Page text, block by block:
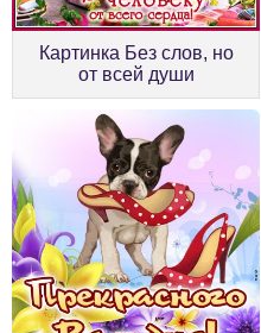
Картинка Без слов, но
от всей души